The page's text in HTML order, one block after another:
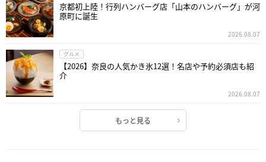
京都初上陸！行列ハンバーグ店「山本のハンバーグ」が河
原町に誕生
2026.08.07
グルメ
【2026】奈良の人気かき氷12選！名店や予約必須店も紹
介
2026.08.07
もっと見る